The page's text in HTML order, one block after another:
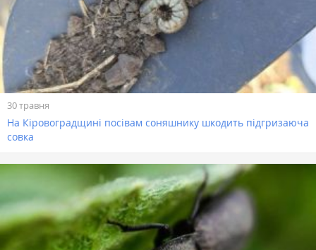
30 травня
На Кіровоградщині посівам соняшнику шкодить підгризаюча
совка